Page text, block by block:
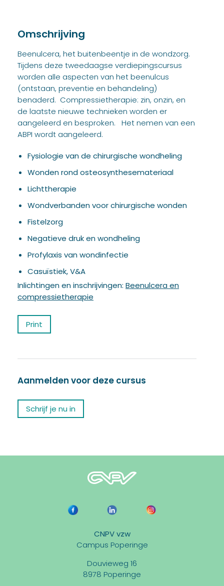
Omschrijving
Beenulcera, het buitenbeentje in de wondzorg.
Tijdens deze tweedaagse verdiepingscursus
worden alle aspecten van het beenulcus
(ontstaan, preventie en behandeling)
benaderd. Compressietherapie: zin, onzin, en
de laatste nieuwe technieken worden er
aangeleerd en besproken. Het nemen van een
ABPI wordt aangeleerd.
Fysiologie van de chirurgische wondheling
Wonden rond osteosynthesemateriaal
Lichttherapie
Wondverbanden voor chirurgische wonden
Fistelzorg
Negatieve druk en wondheling
Profylaxis van wondinfectie
Casuïstiek, V&A
Inlichtingen en inschrijvingen: Beenulcera en
compressietherapie
Print
Aanmelden voor deze cursus
Schrijf je nu in
CNPV vzw
Campus Poperinge
Douvieweg 16
8978 Poperinge